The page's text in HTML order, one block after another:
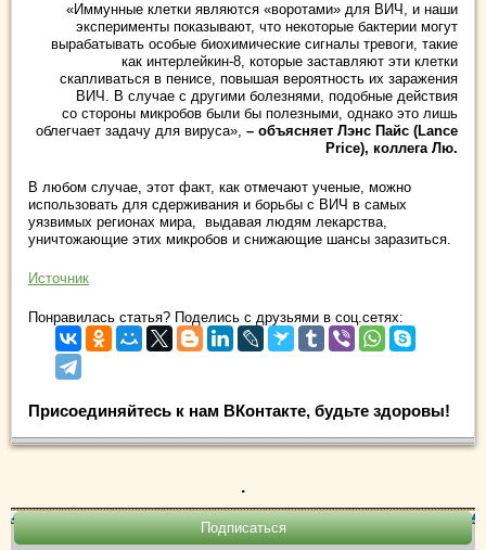
«Иммунные клетки являются «воротами» для ВИЧ, и наши
эксперименты показывают, что некоторые бактерии могут
вырабатывать особые биохимические сигналы тревоги, такие
как интерлейкин-8, которые заставляют эти клетки
скапливаться в пенисе, повышая вероятность их заражения
ВИЧ. В случае с другими болезнями, подобные действия
со стороны микробов были бы полезными, однако это лишь
облегчает задачу для вируса», – объясняет Лэнс Пайс (Lance
Price), коллега Лю.
В любом случае, этот факт, как отмечают ученые, можно
использовать для сдерживания и борьбы с ВИЧ в самых
уязвимых регионах мира, выдавая людям лекарства,
уничтожающие этих микробов и снижающие шансы заразиться.
Источник
Понравилась статья? Поделись с друзьями в соц.сетях:
Присоединяйтесь к нам ВКонтакте, будьте здоровы!
.